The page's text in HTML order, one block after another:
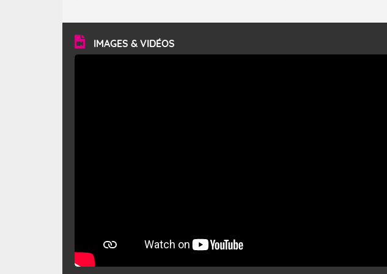
vitesse moyenne de 50 km/h et atteindre 80 à 100 km/h
en rafales, parfois davantage. Il parcourt la basse vallée
du Rhône et la Provence et envahit le littoral
méditerranéen à partir de la Camargue.
à nord-ouest, dans
monts, en allusion
IMAGES & VIDÉOS